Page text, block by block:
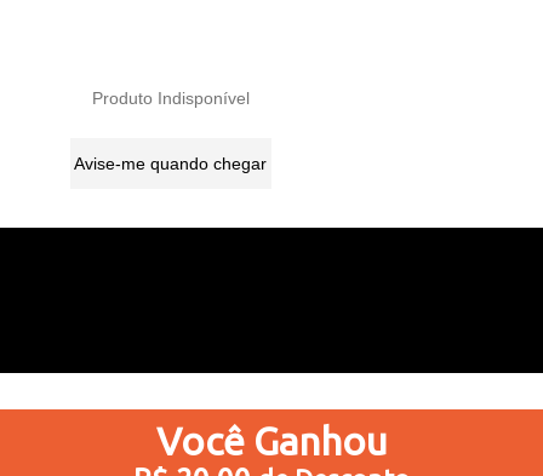
Produto Indisponível
Avise-me quando chegar
Você Ganhou